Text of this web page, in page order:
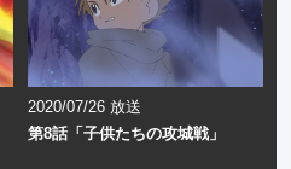
2020/07/26 放送
第8話「子供たちの攻城戦」